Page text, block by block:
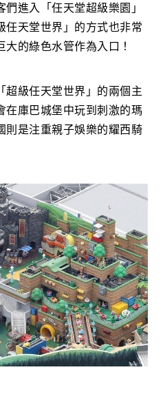
進入「任天堂超級樂園」
任天堂世界」的方式也非常
的綠色水管作為入口！
超級任天堂世界」的兩個主
在庫巴城堡中玩到刺激的瑪
則是注重親子娛樂的耀西騎